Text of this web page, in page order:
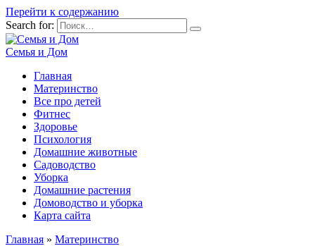
Перейти к содержанию
Search for:
Семья и Дом
Главная
Материнство
Все про детей
Фитнес
Здоровье
Психология
Домашние животные
Садоводство
Уборка
Домашние растения
Домоводство и уборка
Карта сайта
Главная » Материнство